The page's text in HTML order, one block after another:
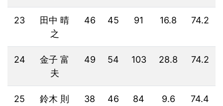
23
田中 晴
之
46 45 91 16.8 74.2
24
金子 富
夫
49 54 103 28.8 74.2
25
鈴木 則
38 46 84 9.6 74.4